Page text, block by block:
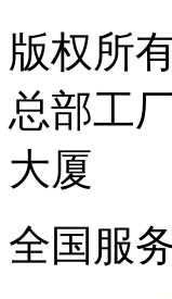
版权所
总部工
大厦
全国服